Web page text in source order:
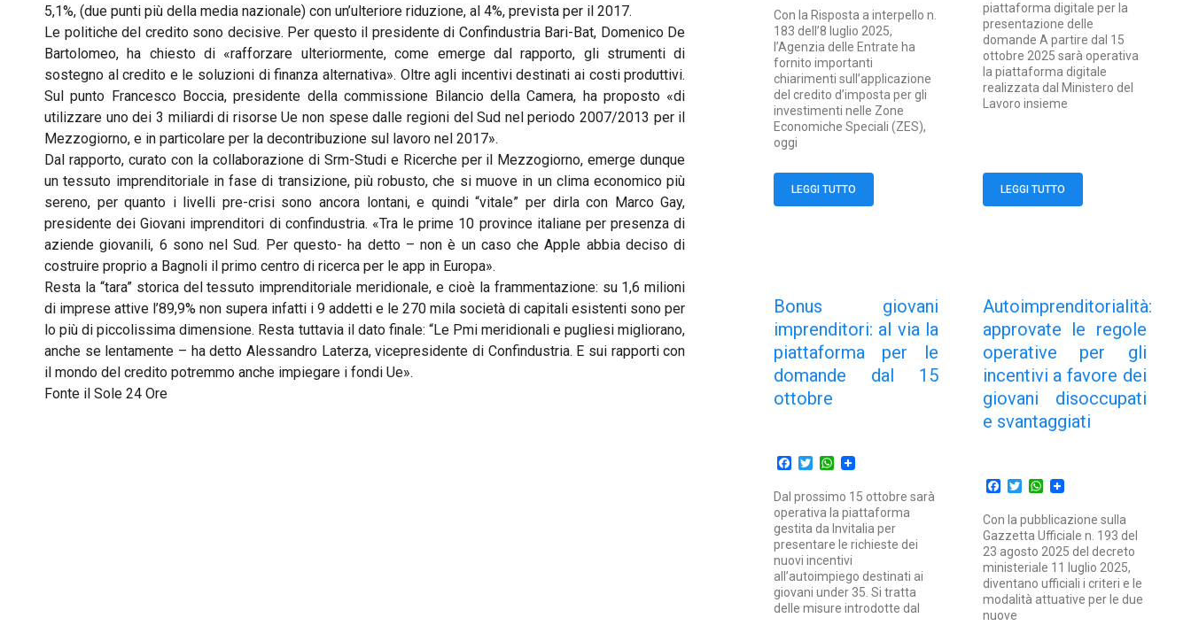
5,1%, (due punti più della media nazionale) con un’ulteriore riduzione, al 4%, prevista per il 2017.
Le politiche del credito sono decisive. Per questo il presidente di Confindustria Bari-Bat, Domenico De
Bartolomeo, ha chiesto di «rafforzare ulteriormente, come emerge dal rapporto, gli strumenti di
sostegno al credito e le soluzioni di finanza alternativa». Oltre agli incentivi destinati ai costi produttivi.
Sul punto Francesco Boccia, presidente della commissione Bilancio della Camera, ha proposto «di
utilizzare uno dei 3 miliardi di risorse Ue non spese dalle regioni del Sud nel periodo 2007/2013 per il
Mezzogiorno, e in particolare per la decontribuzione sul lavoro nel 2017».
Dal rapporto, curato con la collaborazione di Srm-Studi e Ricerche per il Mezzogiorno, emerge dunque
un tessuto imprenditoriale in fase di transizione, più robusto, che si muove in un clima economico più
sereno, per quanto i livelli pre-crisi sono ancora lontani, e quindi “vitale” per dirla con Marco Gay,
presidente dei Giovani imprenditori di confindustria. «Tra le prime 10 province italiane per presenza di
aziende giovanili, 6 sono nel Sud. Per questo- ha detto – non è un caso che Apple abbia deciso di
costruire proprio a Bagnoli il primo centro di ricerca per le app in Europa».
Resta la “tara” storica del tessuto imprenditoriale meridionale, e cioè la frammentazione: su 1,6 milioni
di imprese attive l’89,9% non supera infatti i 9 addetti e le 270 mila società di capitali esistenti sono per
lo più di piccolissima dimensione. Resta tuttavia il dato finale: “Le Pmi meridionali e pugliesi migliorano,
anche se lentamente – ha detto Alessandro Laterza, vicepresidente di Confindustria. E sui rapporti con
il mondo del credito potremmo anche impiegare i fondi Ue».
Fonte il Sole 24 Ore
Con la Risposta a interpello n.
183 dell’8 luglio 2025,
l’Agenzia delle Entrate ha
fornito importanti
chiarimenti sull’applicazione
del credito d’imposta per gli
investimenti nelle Zone
Economiche Speciali (ZES),
oggi
LEGGI TUTTO
piattaforma digitale per la
presentazione delle
domande A partire dal 15
ottobre 2025 sarà operativa
la piattaforma digitale
realizzata dal Ministero del
Lavoro insieme
LEGGI TUTTO
Bonus giovani
imprenditori: al via la
piattaforma per le
domande dal 15
ottobre
Facebook
TwitterWhatsApp
Dal prossimo 15 ottobre sarà
operativa la piattaforma
gestita da Invitalia per
presentare le richieste dei
nuovi incentivi
all’autoimpiego destinati ai
giovani under 35. Si tratta
delle misure introdotte dal
Autoimprenditorialità:
approvate le regole
operative per gli
incentivi a favore dei
giovani disoccupati
e svantaggiati
Facebook
TwitterWhatsApp
Con la pubblicazione sulla
Gazzetta Ufficiale n. 193 del
23 agosto 2025 del decreto
ministeriale 11 luglio 2025,
diventano ufficiali i criteri e le
modalità attuative per le due
nuove